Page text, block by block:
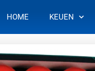
HOME KEUEN